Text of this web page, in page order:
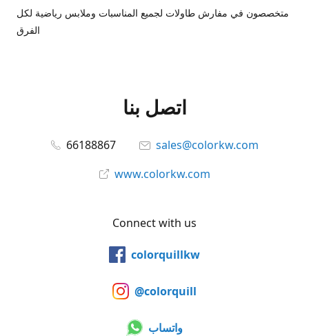
متخصصون في مفارش طاولات لجميع المناسبات وملابس رياضية لكل
الفرق
اتصل بنا
66188867
sales@colorkw.com
www.colorkw.com
Connect with us
colorquillkw
@colorquill
واتساب